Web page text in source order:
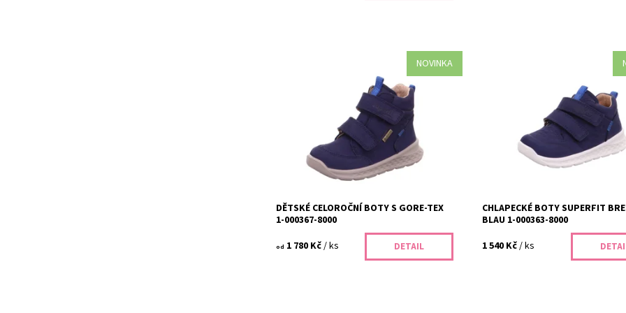
NOVINKA
Dětské celoroční boty Superfit Breeze 1-
000367-8000 s Gore-Tex membránou jsou
ideální volbou pro zdravé obouvání vašich
dětí. Nabízíme široký výběr...
Skladem
355/22
Superfit
Záruka:
2 roky
DĚTSKÉ CELOROČNÍ BOTY S GORE-TEX
1-000367-8000
od 1 780 Kč/ ks DETAIL
Chlapecké boty Superfit BREEZE
000363-8000 jsou ideální volbou
zdravé obouvání dětí. Nabízíme
celoroční obuv s důrazem na...
Vyprodáno
310/26
Superfit
2 roky
CHLAPECKÉ BOTY SUPERFIT
BLAU 1-000363-8000
1 540 Kč/ ks